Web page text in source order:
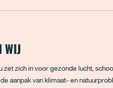
WIJ
zet zich in voor gezonde lucht,
aanpak van klimaat- en